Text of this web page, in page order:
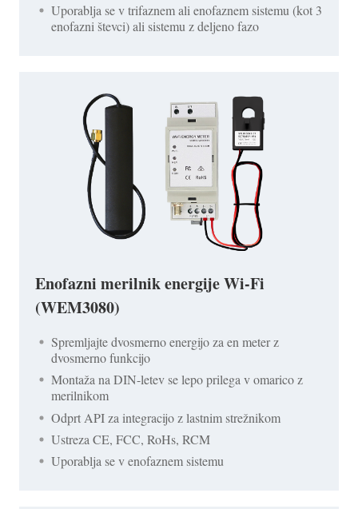
Uporablja se v trifaznem ali enofaznem sistemu (kot 3
enofazni števci) ali sistemu z deljeno fazo
Enofazni merilnik energije Wi-Fi
(WEM3080)
Spremljajte dvosmerno energijo za en meter z
dvosmerno funkcijo
Montaža na DIN-letev se lepo prilega v omarico z
merilnikom
Odprt API za integracijo z lastnim strežnikom
Ustreza CE, FCC, RoHs, RCM
Uporablja se v enofaznem sistemu